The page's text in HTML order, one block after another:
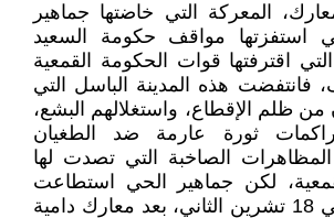
المعركة التي خاضتها جماهير
استفزتها مواقف حكومة السعيد
التي اقترفتها قوات الحكومة القمعية
هذه المدينة الباسل التي
ظلم الإقطاع، واستغلالهم البشع،
ثورة عارمة ضد الطغيان
الصاخبة التي تصدت لها
لكن جماهير الحي استطاعت
هزم تلك القوات في 18 تشرين الثاني، بعد معارك دامية